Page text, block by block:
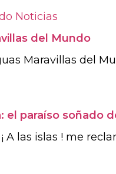
Noticias
del Mundo
Maravillas del
el paraíso soñado
A las islas ! me